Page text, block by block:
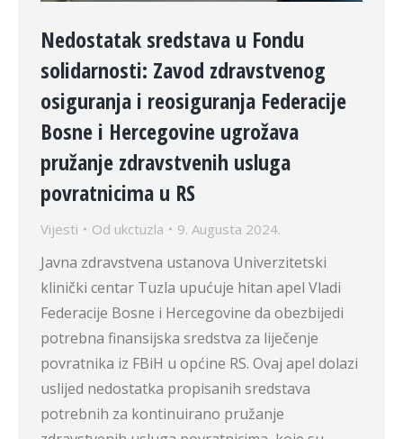
Nedostatak sredstava u Fondu
solidarnosti: Zavod zdravstvenog
osiguranja i reosiguranja Federacije
Bosne i Hercegovine ugrožava
pružanje zdravstvenih usluga
povratnicima u RS
Vijesti Od ukctuzla 9. Augusta 2024.
Javna zdravstvena ustanova Univerzitetski
klinički centar Tuzla upućuje hitan apel Vladi
Federacije Bosne i Hercegovine da obezbijedi
potrebna finansijska sredstva za liječenje
povratnika iz FBiH u općine RS. Ovaj apel dolazi
uslijed nedostatka propisanih sredstava
potrebnih za kontinuirano pružanje